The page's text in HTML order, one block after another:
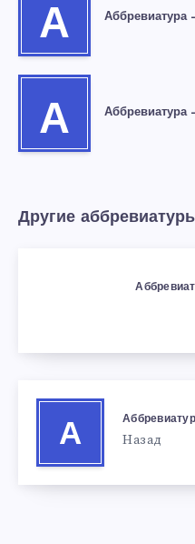
А Аббревиатура
А Аббревиатура
Другие
А Назад